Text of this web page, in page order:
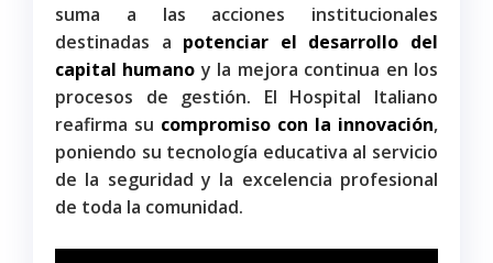
suma a las acciones institucionales
destinadas a potenciar el desarrollo del
capital humano y la mejora continua en los
procesos de gestión. El Hospital Italiano
reafirma su compromiso con la innovación,
poniendo su tecnología educativa al servicio
de la seguridad y la excelencia profesional
de toda la comunidad.